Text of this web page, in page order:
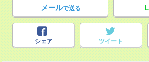
メールで送る
シェア ツイート